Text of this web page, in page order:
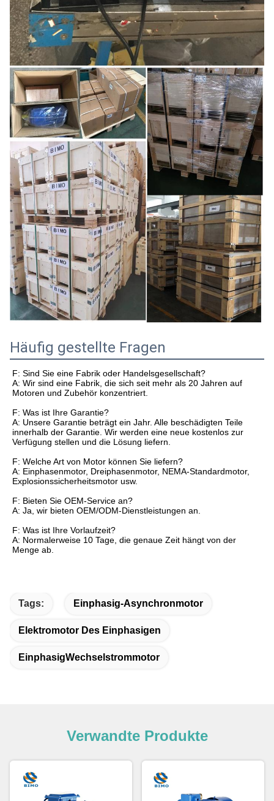
Häufig gestellte Fragen
F: Sind Sie eine Fabrik oder Handelsgesellschaft?
A: Wir sind eine Fabrik, die sich seit mehr als 20 Jahren auf
Motoren und Zubehör konzentriert.
F: Was ist Ihre Garantie?
A: Unsere Garantie beträgt ein Jahr. Alle beschädigten Teile
innerhalb der Garantie. Wir werden eine neue kostenlos zur
Verfügung stellen und die Lösung liefern.
F: Welche Art von Motor können Sie liefern?
A: Einphasenmotor, Dreiphasenmotor, NEMA-Standardmotor,
Explosionssicherheitsmotor usw.
F: Bieten Sie OEM-Service an?
A: Ja, wir bieten OEM/ODM-Dienstleistungen an.
F: Was ist Ihre Vorlaufzeit?
A: Normalerweise 10 Tage, die genaue Zeit hängt von der
Menge ab.
Tags: Einphasig-Asynchronmotor
Elektromotor Des Einphasigen
EinphasigWechselstrommotor
Verwandte Produkte